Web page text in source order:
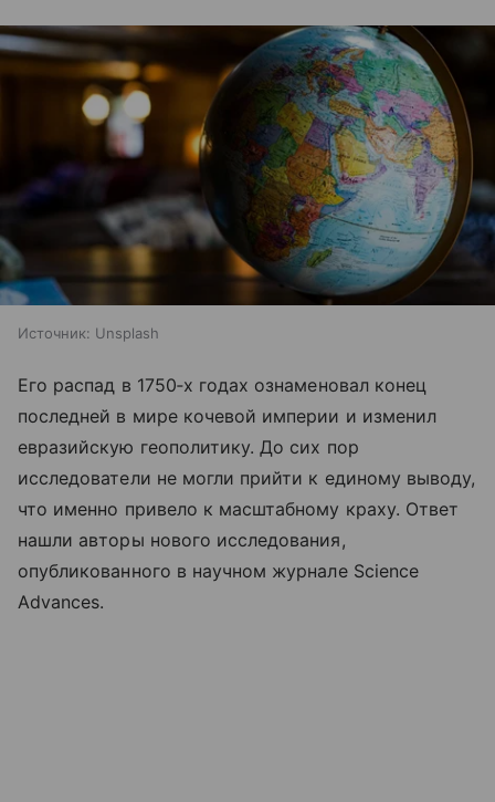
Источник: Unsplash
Его распад в 1750‑х годах ознаменовал конец
последней в мире кочевой империи и изменил
евразийскую геополитику. До сих пор
исследователи не могли прийти к единому выводу,
что именно привело к масштабному краху. Ответ
нашли авторы нового исследования,
опубликованного в научном журнале Science
Advances.